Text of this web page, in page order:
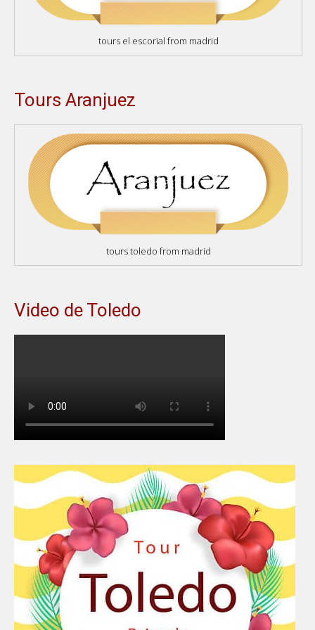
tours el escorial from madrid
Tours Aranjuez
tours toledo from madrid
Video de Toledo